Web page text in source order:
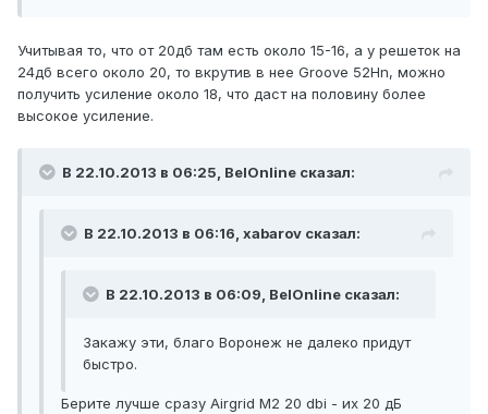
Учитывая то, что от 20дб там есть около 15-16, а у решеток на
24дб всего около 20, то вкрутив в нее Groove 52Hn, можно
получить усиление около 18, что даст на половину более
высокое усиление.
В 22.10.2013 в 06:25, BelOnline сказал:
В 22.10.2013 в 06:16, xabarov сказал:
В 22.10.2013 в 06:09, BelOnline сказал:
Закажу эти, благо Воронеж не далеко придут
быстро.
Берите лучше сразу Airgrid M2 20 dbi - их 20 дБ